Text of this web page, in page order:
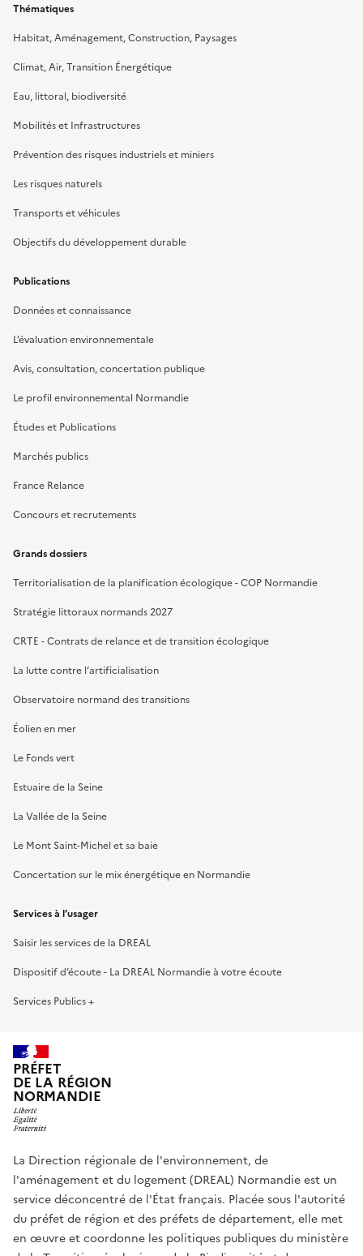
Thématiques
Habitat, Aménagement, Construction, Paysages
Climat, Air, Transition Énergétique
Eau, littoral, biodiversité
Mobilités et Infrastructures
Prévention des risques industriels et miniers
Les risques naturels
Transports et véhicules
Objectifs du développement durable
Publications
Données et connaissance
L’évaluation environnementale
Avis, consultation, concertation publique
Le profil environnemental Normandie
Études et Publications
Marchés publics
France Relance
Concours et recrutements
Grands dossiers
Territorialisation de la planification écologique - COP Normandie
Stratégie littoraux normands 2027
CRTE - Contrats de relance et de transition écologique
La lutte contre l’artificialisation
Observatoire normand des transitions
Éolien en mer
Le Fonds vert
Estuaire de la Seine
La Vallée de la Seine
Le Mont Saint-Michel et sa baie
Concertation sur le mix énergétique en Normandie
Services à l’usager
Saisir les services de la DREAL
Dispositif d’écoute - La DREAL Normandie à votre écoute
Services Publics +
PRÉFET
DE LA RÉGION
NORMANDIE
La Direction régionale de l'environnement, de
l'aménagement et du logement (DREAL) Normandie est un
service déconcentré de l'État français. Placée sous l'autorité
du préfet de région et des préfets de département, elle met
en œuvre et coordonne les politiques publiques du ministère